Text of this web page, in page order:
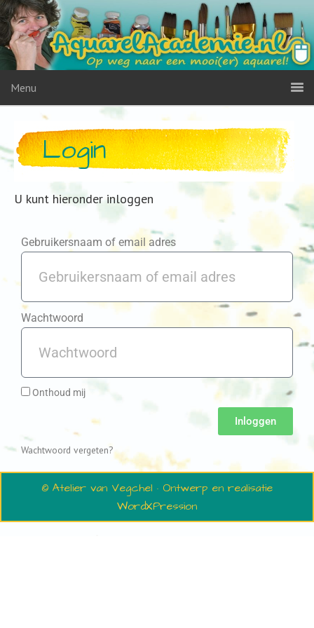
Menu
Login
U kunt hieronder inloggen
Gebruikersnaam of email adres
Wachtwoord
Onthoud mij
Inloggen
Wachtwoord vergeten?
© Atelier van Vegchel · Ontwerp en realisatie
WordXPression